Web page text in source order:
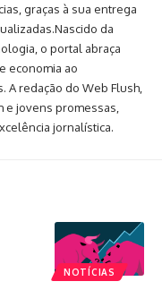
graças à sua entrega
da
o portal abraça
economia ao
redação do Web Flush,
jovens promessas,
jornalística.
NOTÍCIAS